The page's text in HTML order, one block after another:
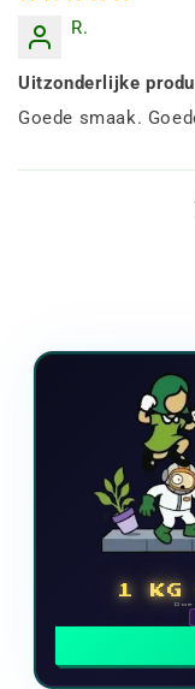
R.
Uitzonderlijke
Goede smaak.
1 KG